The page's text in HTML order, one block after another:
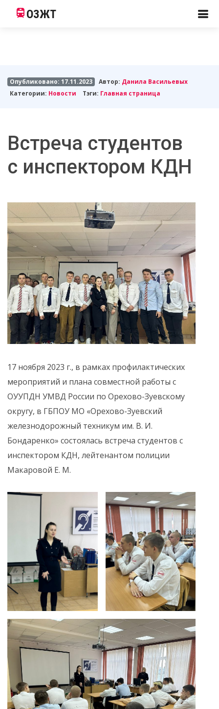
ОЗЖТ
Опубликовано: 17.11.2023 Автор: Данила Васильевых
Категории: Новости Тэги: Главная страница
Встреча студентов
с инспектором КДН
17 ноября 2023 г., в рамках профилактических
мероприятий и плана совместной работы с
ОУУПДН УМВД России по Орехово-Зуевскому
округу, в ГБПОУ МО «Орехово-Зуевский
железнодорожный техникум им. В. И.
Бондаренко» состоялась встреча студентов с
инспектором КДН, лейтенантом полиции
Макаровой Е. М.